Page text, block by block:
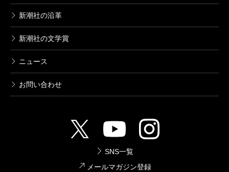
新潮社の沿革
新潮社の文学賞
ニュース
お問い合わせ
SNS一覧
メールマガジン登録